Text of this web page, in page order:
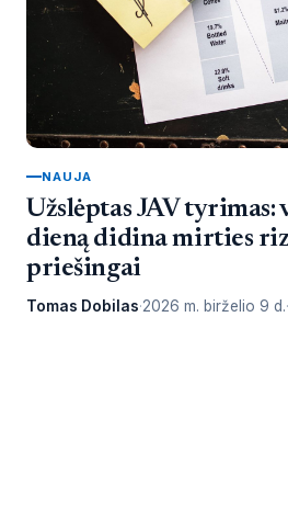
NAUJA
Užslėptas JAV
dieną didina mirties
priešingai
Tomas Dobilas 2026 m. birželio 9 d.